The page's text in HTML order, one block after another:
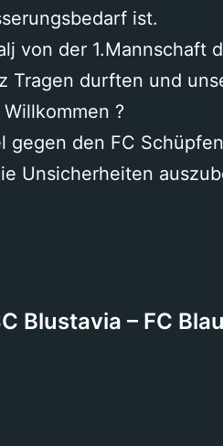
ist.
von der 1.Mannschaft
Tragen durften und
?
gegen den FC
Unsicherheiten
Blustavia – FC